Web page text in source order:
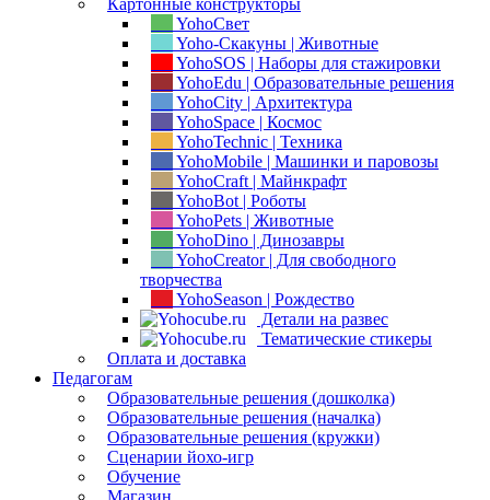
Картонные конструкторы
YohoСвет
Yoho-Скакуны | Животные
YohoSOS | Наборы для стажировки
YohoEdu | Образовательные решения
YohoCity | Архитектура
YohoSpace | Космос
YohoTechnic | Техника
YohoMobile | Машинки и паровозы
YohoCraft | Майнкрафт
YohoBot | Роботы
YohoPets | Животные
YohoDino | Динозавры
YohoCreator | Для свободного
творчества
YohoSeason | Рождество
Детали на развес
Тематические стикеры
Оплата и доставка
Педагогам
Образовательные решения (дошколка)
Образовательные решения (началка)
Образовательные решения (кружки)
Сценарии йохо-игр
Обучение
Магазин